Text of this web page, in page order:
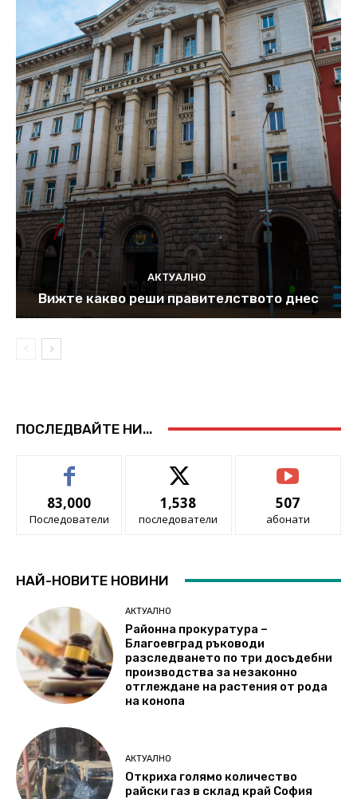
АКТУАЛНО
Вижте какво реши правителството днес
ПОСЛЕДВАЙТЕ НИ...
83,000
Последователи
1,538
последователи
507
абонати
НАЙ-НОВИТЕ НОВИНИ
АКТУАЛНО
Районна прокуратура –
Благоевград ръководи
разследването по три досъдебни
производства за незаконно
отглеждане на растения от рода
на конопа
АКТУАЛНО
Откриха голямо количество
райски газ в склад край София